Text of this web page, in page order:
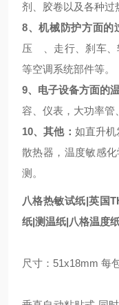
剂、胶卷以及各种过
8、机械防护方面的
压 、走行、刹车
等空调系统部件
9、电子设备方面的
容、仪表，大功率管
10、其他： 如直升
散热器，温度敏感
测。
八格热敏试纸|英国
纸|测温纸|八格温度
尺寸：51x18mm 每